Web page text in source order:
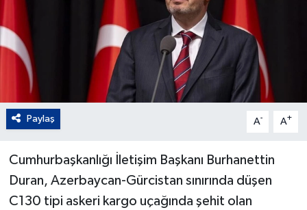
Paylaş A- A+
Cumhurbaşkanlığı İletişim Başkanı Burhanettin
Duran, Azerbaycan-Gürcistan sınırında düşen
C130 tipi askeri kargo uçağında şehit olan